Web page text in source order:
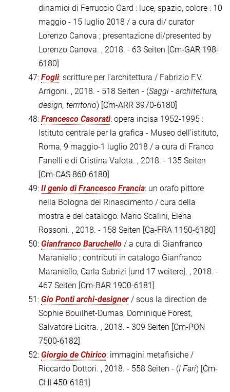
dinamici di Ferruccio Gard : luce, spazio, colore : 10
maggio - 15 luglio 2018 / a cura di/ curator
Lorenzo Canova ; presentazione di/presented by
Lorenzo Canova. , 2018. - 63 Seiten [Cm-GAR 198-
6180]
47: Fogli: scritture per l'architettura / Fabrizio F.V.
Arrigoni. , 2018. - 518 Seiten - (Saggi - architettura,
design, territorio) [Cm-ARR 3970-6180]
48: Francesco Casorati: opera incisa 1952-1995 :
Istituto centrale per la grafica - Museo dell'istituto,
Roma, 9 maggio-1 luglio 2018 / a cura di Franco
Fanelli e di Cristina Valota. , 2018. - 135 Seiten
[Cm-CAS 860-6180]
49: Il genio di Francesco Francia: un orafo pittore
nella Bologna del Rinascimento / cura della
mostra e del catalogo: Mario Scalini, Elena
Rossoni. , 2018. - 158 Seiten [Ca-FRA 1150-6180]
50: Gianfranco Baruchello / a cura di Gianfranco
Maraniello ; contributi in catalogo Gianfranco
Maraniello, Carla Subrizi [und 17 weitere]. , 2018. -
467 Seiten [Cm-BAR 1900-6181]
51: Gio Ponti archi-designer / sous la direction de
Sophie Bouilhet-Dumas, Dominique Forest,
Salvatore Licitra. , 2018. - 309 Seiten [Cm-PON
7500-6182]
52: Giorgio de Chirico: immagini metafisiche /
Riccardo Dottori. , 2018. - 558 Seiten - (I Fari) [Cm-
CHI 450-6181]